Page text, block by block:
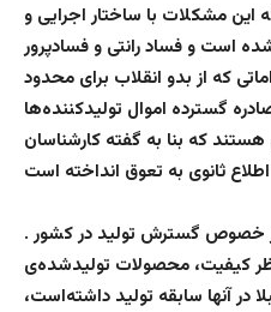
این مشکلات با ساختار اجرایی و
است و فساد رانتی و فسادپرور
که از بدو انقلاب برای محدود
گسترده اموال تولیدکننده‌ها
که بنا به گفته کارشناسان
ثانوی به تعوق انداخته است
.در خصوص گسترش تولید در کشور
کیفیت، محصولات تولیدشده‌ی
در آنها سابقه تولید داشته‌است،